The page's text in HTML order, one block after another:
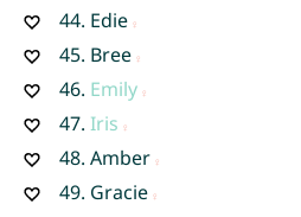
44. Edie
45. Bree
46. Emily
47. Iris
48. Amber
49. Gracie